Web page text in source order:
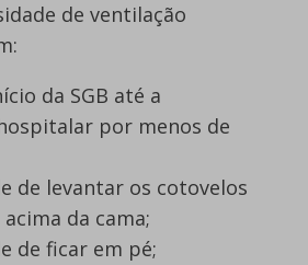
de ventilação
da SGB até a
por menos de
de levantar os cotovelos
da cama;
de ficar em pé;